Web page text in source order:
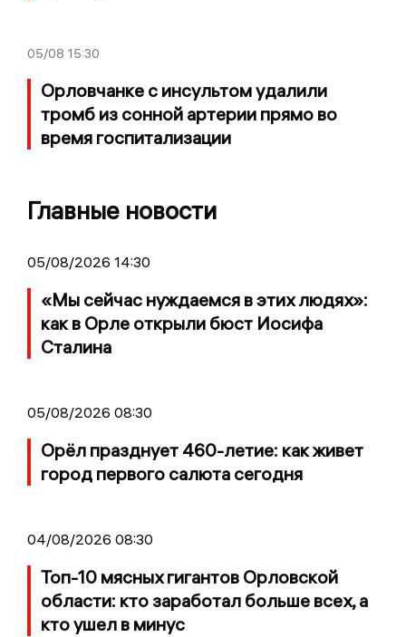
05/08 15:30
Орловчанке с инсультом удалили
тромб из сонной артерии прямо во
время госпитализации
Главные новости
05/08/2026 14:30
«Мы сейчас нуждаемся в этих людях»:
как в Орле открыли бюст Иосифа
Сталина
05/08/2026 08:30
Орёл празднует 460-летие: как живет
город первого салюта сегодня
04/08/2026 08:30
Топ-10 мясных гигантов Орловской
области: кто заработал больше всех, а
кто ушел в минус